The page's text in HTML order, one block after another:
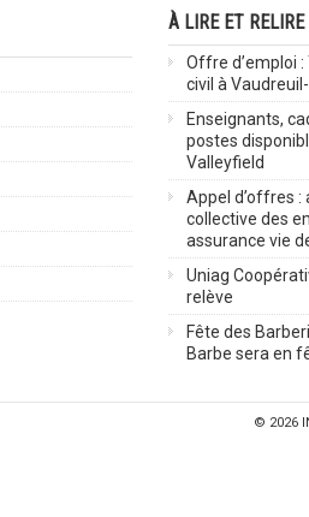
À LIRE ET RELIRE
Offre d’emploi
civil à
Enseignants,
postes
Valleyfield
Appel d’offres :
collective des
assurance vie
Uniag
relève
Fête des
Barbe sera en
© 2026